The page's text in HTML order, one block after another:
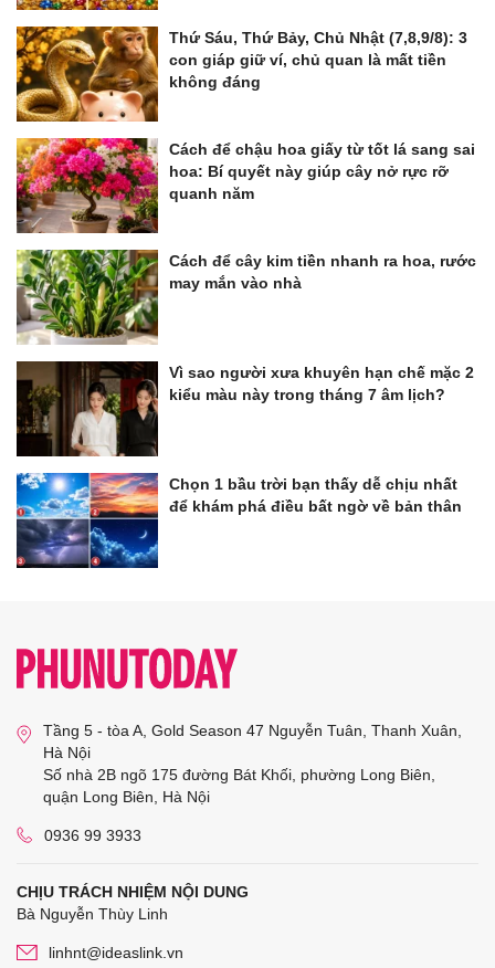
Thứ Sáu, Thứ Bảy, Chủ Nhật (7,8,9/8): 3
con giáp giữ ví, chủ quan là mất tiền
không đáng
Cách để chậu hoa giấy từ tốt lá sang sai
hoa: Bí quyết này giúp cây nở rực rỡ
quanh năm
Cách để cây kim tiền nhanh ra hoa, rước
may mắn vào nhà
Vì sao người xưa khuyên hạn chế mặc 2
kiểu màu này trong tháng 7 âm lịch?
Chọn 1 bầu trời bạn thấy dễ chịu nhất
để khám phá điều bất ngờ về bản thân
Tầng 5 - tòa A, Gold Season 47 Nguyễn Tuân, Thanh Xuân,
Hà Nội
Số nhà 2B ngõ 175 đường Bát Khối, phường Long Biên,
quận Long Biên, Hà Nội
0936 99 3933
CHỊU TRÁCH NHIỆM NỘI DUNG
Bà Nguyễn Thùy Linh
linhnt@ideaslink.vn